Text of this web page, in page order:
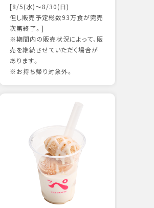
[8/5(水)～8/30(日)
但し販売予定総数93万食が完売
次第終了。]
※期間内の販売状況によって、販
売を継続させていただく場合が
あります。
※お持ち帰り対象外。